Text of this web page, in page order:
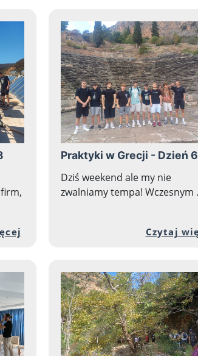
Praktyki w Grecji - Dzień 9
Przejdź do pełnej zawartości
Praktyki w Grecji - Dzień 6
Dziś weekend ale my nie
zwalniamy tempa! Wczesnym
Czytaj